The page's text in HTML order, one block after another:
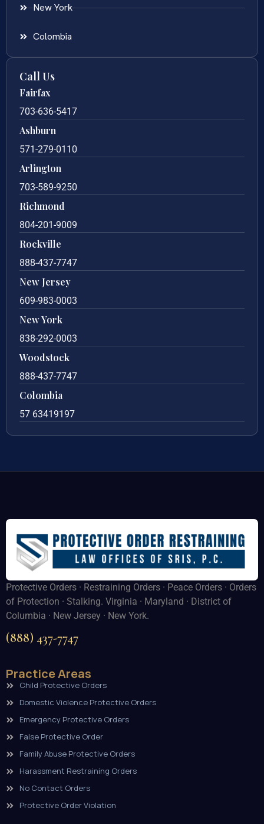
New York
Colombia
Call Us
Fairfax
703-636-5417
Ashburn
571-279-0110
Arlington
703-589-9250
Richmond
804-201-9009
Rockville
888-437-7747
New Jersey
609-983-0003
New York
838-292-0003
Woodstock
888-437-7747
Colombia
57 63419197
Protective Orders · Restraining Orders · Peace Orders · Orders
of Protection · Stalking. Virginia · Maryland · District of
Columbia · New Jersey · New York.
(888) 437-7747
Practice Areas
Child Protective Orders
Domestic Violence Protective Orders
Emergency Protective Orders
False Protective Order
Family Abuse Protective Orders
Harassment Restraining Orders
No Contact Orders
Protective Order Violation